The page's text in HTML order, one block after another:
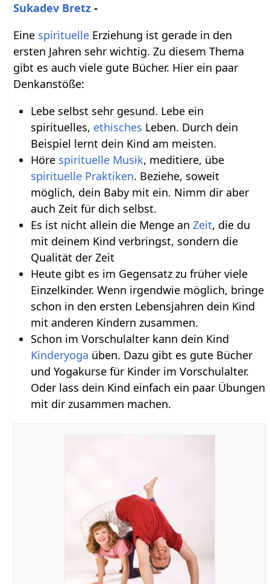
Sukadev Bretz -
Eine spirituelle Erziehung ist gerade in den
ersten Jahren sehr wichtig. Zu diesem Thema
gibt es auch viele gute Bücher. Hier ein paar
Denkanstöße:
Lebe selbst sehr gesund. Lebe ein
spirituelles, ethisches Leben. Durch dein
Beispiel lernt dein Kind am meisten.
Höre spirituelle Musik, meditiere, übe
spirituelle Praktiken. Beziehe, soweit
möglich, dein Baby mit ein. Nimm dir aber
auch Zeit für dich selbst.
Es ist nicht allein die Menge an Zeit, die du
mit deinem Kind verbringst, sondern die
Qualität der Zeit
Heute gibt es im Gegensatz zu früher viele
Einzelkinder. Wenn irgendwie möglich, bringe
schon in den ersten Lebensjahren dein Kind
mit anderen Kindern zusammen.
Schon im Vorschulalter kann dein Kind
Kinderyoga üben. Dazu gibt es gute Bücher
und Yogakurse für Kinder im Vorschulalter.
Oder lass dein Kind einfach ein paar Übungen
mit dir zusammen machen.